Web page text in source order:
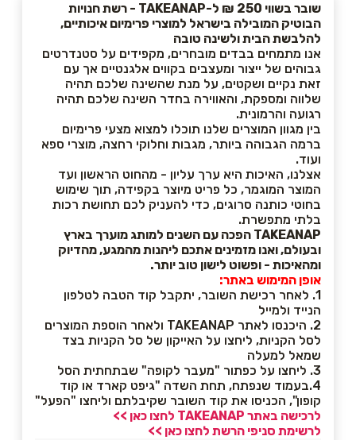
שובר בשווי 250 ₪ ל-TAKEANAP - רשת חנויות
הבוטיק המובילה בישראל למוצרי פרימיום איכותיים,
להלבשת הבית ולשינה טובה
אנו מתמחים בבדים מובחרים, מקפידים על סטנדרטים
גבוהים של ייצור ומעצבים בקווים אלגנטיים אך עם
זאת נקיים ושקטים, על מנת שהשינה שלכם תהיה
שלווה ומספקת, והאווירה בחדר השינה שלכם תהיה
רגועה והרמונית.
בין מגוון המוצרים שלנו תוכלו למצוא מצעי פרימיום
ברמה הגבוהה ביותר, מגבות וחלוקי רחצה, מוצרי ספא
ועוד.
אצלנו, האיכות היא ערך עליון - מהחוט הראשון ועד
המוצר המוגמר, כל פריט מיוצר בקפידה, תוך שימוש
בחוטי כותנה סרוגים, כדי להעניק לכם תחושת רכות
בלתי מתפשרת.
TAKEANAP הפכה עם השנים למותג מוערך בארץ
ובעולם, ואנו מזמינים אתכם ליהנות מהמגע, מהדיוק
ומהאיכות - ופשוט לישון טוב יותר.
אופן המימוש באתר:
1. לאחר רכישת השובר, יתקבל קוד הטבה לטלפון
הנייד ולמייל
2. היכנסו לאתר TAKEANAP ולאחר הוספת המוצרים
לסל הקניות, ליחצו על האייקון של סל הקניות בצד
שמאל למעלה
3. ליחצו על כפתור "מעבר לקופה" שבתחתית הסל
4.בעמוד שנפתח, תחת השדה "גיפט קארד או קוד
קופון", הכניסו את קוד השובר שקיבלתם וליחצו "הפעל"
לרכישה באתר TAKEANAP לחצו כאן >>
לרשימת סניפי הרשת לחצו כאן >>